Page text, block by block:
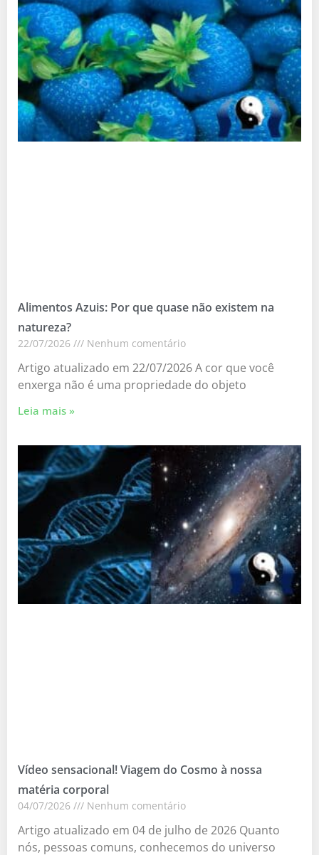
Alimentos Azuis: Por que quase não existem na
natureza?
22/07/2026 Nenhum comentário
Artigo atualizado em 22/07/2026 A cor que você
enxerga não é uma propriedade do objeto
Leia mais »
Vídeo sensacional! Viagem do Cosmo à nossa
matéria corporal
04/07/2026 Nenhum comentário
Artigo atualizado em 04 de julho de 2026 Quanto
nós, pessoas comuns, conhecemos do universo